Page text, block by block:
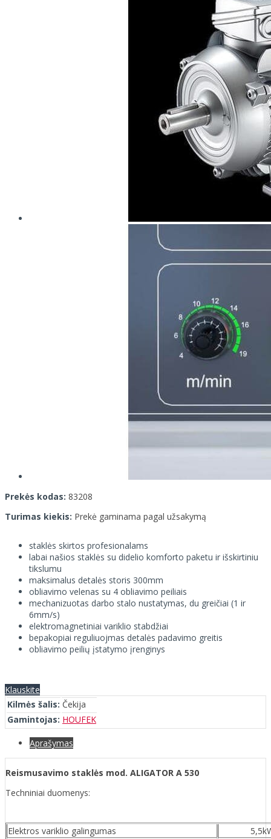
Prekės kodas: 83208
Turimas kiekis: Prekė gaminama pagal užsakymą
staklės skirtos profesionalams
labai našios staklės su didelio komforto paketu ir išskirtiniu
tikslumu
maksimalus detalės storis 300mm
obliavimo velenas su 4 obliavimo peiliais
mechanizuotas darbo stalo nustatymas, du greičiai (1 ir
6mm/s)
elektromagnetiniai variklio stabdžiai
bepakopiai reguliuojmas detalės padavimo greitis
obliavimo peilių įstatymo įrenginys
Klauskite
Kilmės šalis: Čekija
Gamintojas: HOUFEK
Aprašymas
Reismusavimo staklės mod. ALIGATOR A 530
Techniniai duomenys:
Elektros variklio galingumas